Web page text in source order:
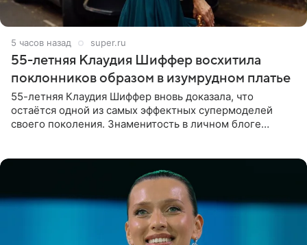
5 часов назад super.ru
55-летняя Клаудия Шиффер восхитила
поклонников образом в изумрудном платье
55-летняя Клаудия Шиффер вновь доказала, что
остаётся одной из самых эффектных супермоделей
своего поколения. Знаменитость в личном блоге